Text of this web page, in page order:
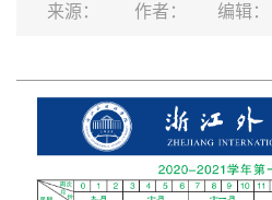
来源： 作者： 编辑：